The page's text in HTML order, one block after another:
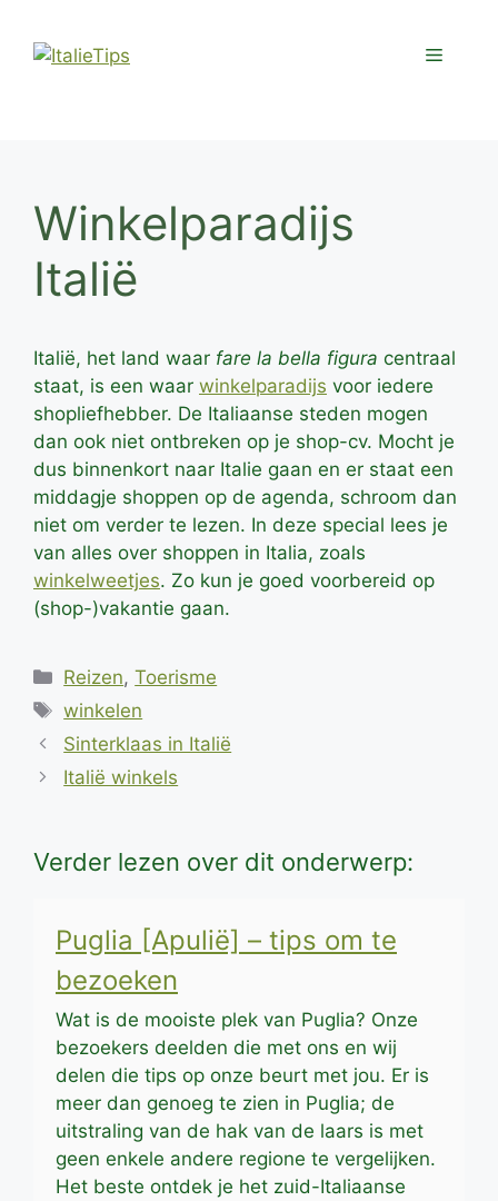
naar
Menu
Winkelparadijs
Italië
Italië, het land waar fare la bella figura centraal
staat, is een waar winkelparadijs voor iedere
shopliefhebber. De Italiaanse steden mogen
dan ook niet ontbreken op je shop-cv. Mocht je
dus binnenkort naar Italie gaan en er staat een
middagje shoppen op de agenda, schroom dan
niet om verder te lezen. In deze special lees je
van alles over shoppen in Italia, zoals
winkelweetjes. Zo kun je goed voorbereid op
(shop-)vakantie gaan.
Categorieën
Reizen,Toerisme
Tags
winkelen
Sinterklaas in Italië
Italië winkels
Verder lezen over dit onderwerp:
Puglia [Apulië] – tips om te
bezoeken
Wat is de mooiste plek van Puglia? Onze
bezoekers deelden die met ons en wij
delen die tips op onze beurt met jou. Er is
meer dan genoeg te zien in Puglia; de
uitstraling van de hak van de laars is met
geen enkele andere regione te vergelijken.
Het beste ontdek je het zuid-Italiaanse